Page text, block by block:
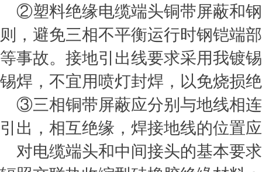
②塑料绝缘电缆端头铜带屏蔽和
则，避免三相不平衡运行时钢铠端
等事故。接地引出线要求采用我镀
锡焊，不宜用喷灯封焊，以免烧损
③三相铜带屏蔽应分别与地线相
引出，相互绝缘，焊接地线的位置
对电缆端头和中间接头的基本要